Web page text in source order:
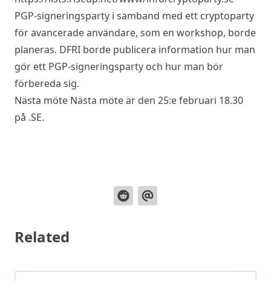
PGP-signeringsparty i samband med ett cryptoparty
för avancerade användare, som en workshop, borde
planeras. DFRI borde publicera information hur man
gör ett PGP-signeringsparty och hur man bör
förbereda sig.
Nästa möte Nästa möte är den 25:e februari 18.30
på .SE.
Related